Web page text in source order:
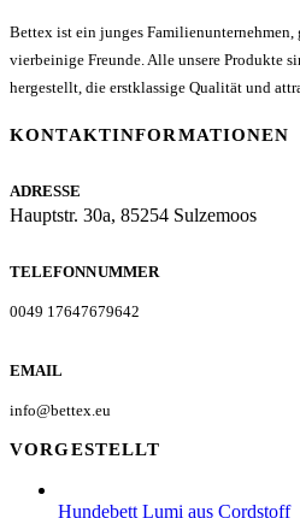
Bettex ist ein junges
vierbeinige Freunde. Alle unsere Produkte
hergestellt, die erstklassige Qualität und
KONTAKTINFORMATIONEN
ADRESSE
Hauptstr. 30a, 85254 Sulzemoos
TELEFONNUMMER
0049 17647679642
EMAIL
info@bettex.eu
VORGESTELLT
Hundebett Lumi aus Cordstoff